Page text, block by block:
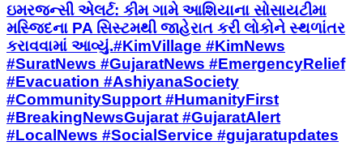
ઇમરજન્સી એલર્ટ: કીમ ગામે આશિયાના સોસાયટીમા
મસ્જિદના PA સિસ્ટમથી જાહેરાત કરી લોકોને સ્થળાંતર
કરાવવામાં આવ્યું. ​#KimVillage #KimNews
#SuratNews #GujaratNews #EmergencyRelief
#Evacuation #AshiyanaSociety
#CommunitySupport #HumanityFirst
#BreakingNewsGujarat #GujaratAlert
#LocalNews #SocialService #gujaratupdates